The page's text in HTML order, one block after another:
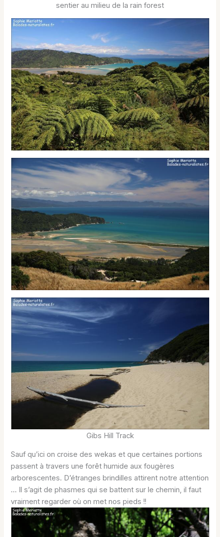
sentier au milieu de la rain forest
Gibs Hill Track
Sauf qu’ici on croise des wekas et que certaines portions
passent à travers une forêt humide aux fougères
arborescentes. D’étranges brindilles attirent notre attention
… Il s’agit de phasmes qui se battent sur le chemin, il faut
vraiment regarder où on met nos pieds !!